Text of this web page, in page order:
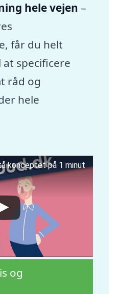
hele vejen –
får du helt
specificere
råd og
hele
konceptet på 1 minut
og